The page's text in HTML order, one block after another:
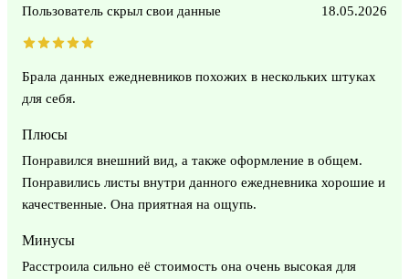
Пользователь скрыл свои данные 18.05.2026
Брала данных ежедневников похожих в нескольких штуках
для себя.
Плюсы
Понравился внешний вид, а также оформление в общем.
Понравились листы внутри данного ежедневника хорошие и
качественные. Она приятная на ощупь.
Минусы
Расстроила сильно её стоимость она очень высокая для